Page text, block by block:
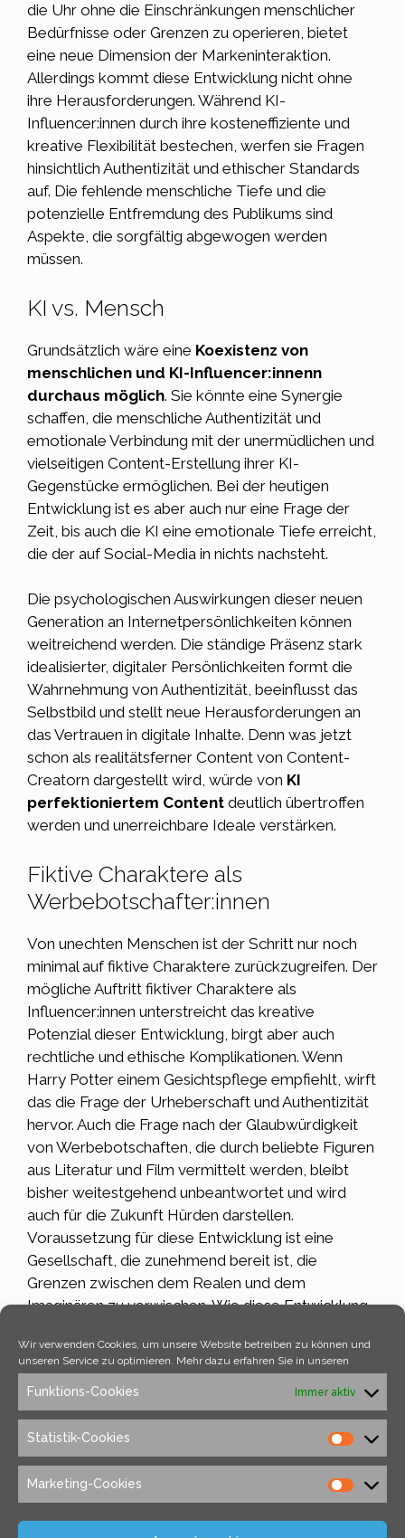
Wir verwenden Cookies, um unsere Website betreiben zu können und
unseren Service zu optimieren. Mehr dazu erfahren Sie in unseren
Funktions-Cookies Immer aktiv
Statistik-Cookies
Marketing-Cookies
die Uhr ohne die Einschränkungen menschlicher
Bedürfnisse oder Grenzen zu operieren, bietet
eine neue Dimension der Markeninteraktion.
Allerdings kommt diese Entwicklung nicht ohne
ihre Herausforderungen. Während KI-
Influencer:innen durch ihre kosteneffiziente und
kreative Flexibilität bestechen, werfen sie Fragen
hinsichtlich Authentizität und ethischer Standards
auf. Die fehlende menschliche Tiefe und die
potenzielle Entfremdung des Publikums sind
Aspekte, die sorgfältig abgewogen werden
müssen.
KI vs. Mensch
Grundsätzlich wäre eine Koexistenz von
menschlichen und KI-Influencer:innenn
durchaus möglich. Sie könnte eine Synergie
schaffen, die menschliche Authentizität und
emotionale Verbindung mit der unermüdlichen und
vielseitigen Content-Erstellung ihrer KI-
Gegenstücke ermöglichen. Bei der heutigen
Entwicklung ist es aber auch nur eine Frage der
Zeit, bis auch die KI eine emotionale Tiefe erreicht,
die der auf Social-Media in nichts nachsteht.
Die psychologischen Auswirkungen dieser neuen
Generation an Internetpersönlichkeiten können
weitreichend werden. Die ständige Präsenz stark
idealisierter, digitaler Persönlichkeiten formt die
Wahrnehmung von Authentizität, beeinflusst das
Selbstbild und stellt neue Herausforderungen an
das Vertrauen in digitale Inhalte. Denn was jetzt
schon als realitätsferner Content von Content-
Creatorn dargestellt wird, würde von KI
perfektioniertem Content deutlich übertroffen
werden und unerreichbare Ideale verstärken.
Fiktive Charaktere als
Werbebotschafter:innen
Von unechten Menschen ist der Schritt nur noch
minimal auf fiktive Charaktere zurückzugreifen. Der
mögliche Auftritt fiktiver Charaktere als
Influencer:innen unterstreicht das kreative
Potenzial dieser Entwicklung , birgt aber auch
rechtliche und ethische Komplikationen. Wenn
Harry Potter einem Gesichtspflege empfiehlt, wirft
das die Frage der Urheberschaft und Authentizität
hervor. Auch die Frage nach der Glaubwürdigkeit
von Werbebotschaften, die durch beliebte Figuren
aus Literatur und Film vermittelt werden, bleibt
bisher weitestgehend unbeantwortet und wird
auch für die Zukunft Hürden darstellen.
Voraussetzung für diese Entwicklung ist eine
Gesellschaft, die zunehmend bereit ist, die
Grenzen zwischen dem Realen und dem
Imaginären zu verwischen. Wie diese Entwicklung
weiter formen wird, bleibt ebenfalls eine offene
Frage, die nur die Zukunft beantworten kann.
Kategorien
Allgemein
Schlagwörter
digitale Kommunikation,Influencer Marketing,
KI